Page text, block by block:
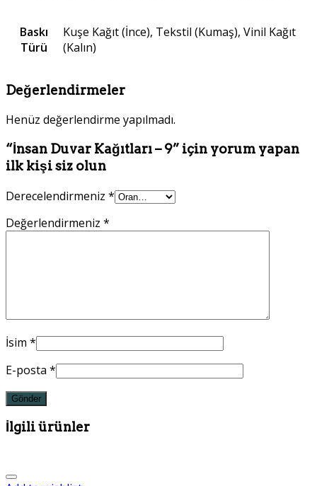
Baskı
Türü
Kuşe Kağıt (İnce), Tekstil (Kumaş), Vinil Kağıt
(Kalın)
Değerlendirmeler
Henüz değerlendirme yapılmadı.
“İnsan Duvar Kağıtları – 9” için yorum yapan
ilk kişi siz olun
Derecelendirmeniz *
Değerlendirmeniz *
İsim *
E-posta *
İlgili ürünler